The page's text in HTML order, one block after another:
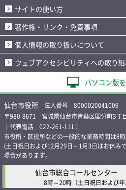
サイトの使い方
著作権・リンク・免責事項
個人情報の取り扱いについて
ウェブアクセシビリティへの取り
パソコン版
仙台市役所 法人番号 8000020041009
〒980-8671 宮城県仙台市青葉区国分町3丁
｜代表電話 022-261-1111
市役所・区役所などの一般的な業務時間は8
(土日祝日および12月29日～1月3日はお休み
場合があります。
仙台市総合コールセンター
8時～20時 （土日祝日および